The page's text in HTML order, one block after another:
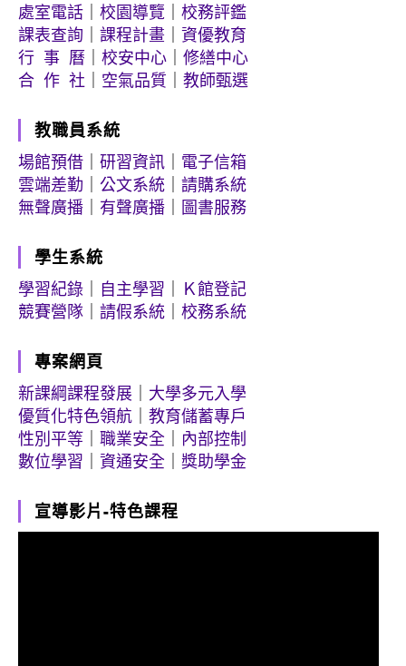
處室電話
校園導覽
校務評鑑
課表查詢
課程計畫
資優教育
行 事 曆
校安中心
修繕中心
合 作 社
空氣品質 教師甄選
教職員系統
場館預借
研習資訊
電子信箱
雲端差勤
公文系統
請購系統
無聲廣播
有聲廣播 圖書服務
學生系統
學習紀錄
自主學習
Ｋ館登記
競賽營隊
請假系統 校務系統
專案網頁
新課綱課程發展
大學多元入學
優質化特色領航
教育儲蓄專戶
性別平等
職業安全
內部控制
數位學習
資通安全 獎助學金
宣導影片-特色課程